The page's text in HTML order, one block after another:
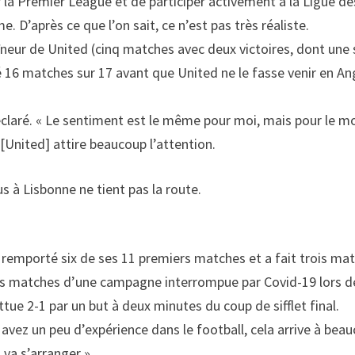
ce que l’on sait, ce n’est pas très réaliste.
de United (cinq matches avec deux victoires, dont
matches sur 17 avant que United ne le fasse venir en
« Le sentiment est le même pour moi, mais pour le
attire beaucoup l’attention.
à Lisbonne ne tient pas la route.
six de ses 11 premiers matches et a fait trois
d’une campagne interrompue par Covid-19 lors
2-1 par un but à deux minutes du coup de sifflet final.
un peu d’expérience dans le football, cela arrive à